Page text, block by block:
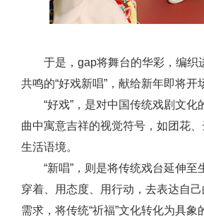
于是，gap将舞台的华彩，编织
共鸣的“好戏新唱”，献给新年即将开
“好戏”，是对中国传统戏剧文
曲中寓意吉祥的视觉符号，如团花
生活语境。
“新唱”，则是将传统戏台延伸
穿着、用态度、用行动，去表达自
需求，将传统“祈福”文化转化为具